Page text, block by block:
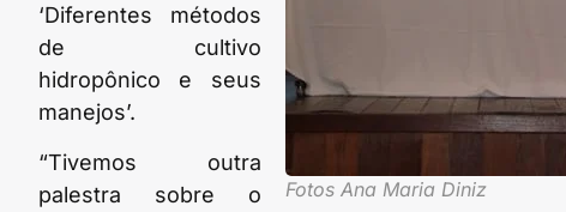
Fotos Ana Maria Diniz
‘Diferentes métodos
de cultivo
hidropônico e seus
manejos’.
“Tivemos outra
palestra sobre o